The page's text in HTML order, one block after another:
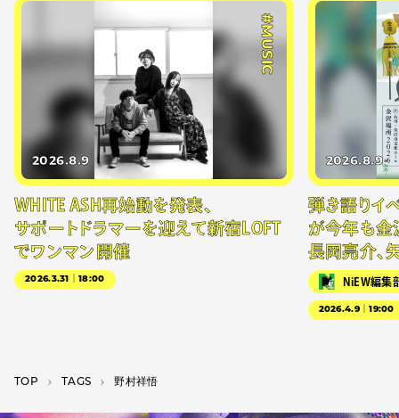
#MUSIC
2026.8.9
WHITE ASH再始動を発表、
サポートドラマーを迎えて新宿LOFT
でワンマン開催
2026.3.31｜18:00
2026.8.9
弾き語りイ
が今年も金
長岡亮介、
NiEW編集
2026.4.9｜19:00
TOP T­A­G­S 野村祥悟